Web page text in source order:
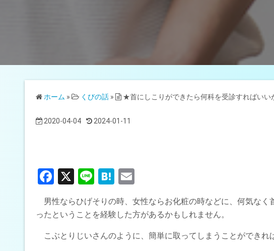
ホーム » くびの話 » ★首にしこりができたら何科を受診すればいい
2020-04-04 2024-01-11
F
a
ce
b
o
X
Li
e
H
at
e
n
a
m
ail
男性ならひげそりの時、女性ならお化粧の時などに、何気なく
ったということを経験した方があるかもしれません。
こぶとりじいさんのように、簡単に取ってしまうことができれ